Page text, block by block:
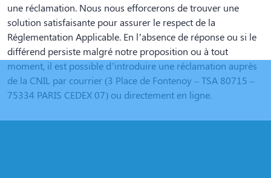
une réclamation. Nous nous efforcerons de trouver une
solution satisfaisante pour assurer le respect de la
Réglementation Applicable. En l’absence de réponse ou si le
différend persiste malgré notre proposition ou à tout
moment, il est possible d’introduire une réclamation auprès
de la CNIL par courrier (3 Place de Fontenoy – TSA 80715 –
75334 PARIS CEDEX 07) ou directement en ligne.